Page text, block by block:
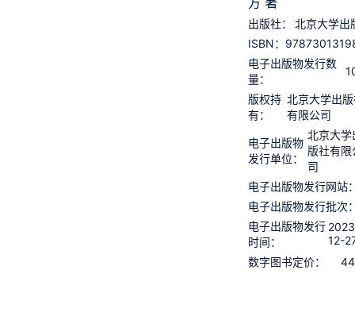
出版社：
北京大学出
ISBN：
电子出版物发行数
量：
版权持
有：
北京大学出
有限公司
电子出版物
发行单位：
北京大学
版社有限
司
电子出版物发行网站
电子出版物发行批次
电子出版物发行
时间：
12-
数字图书定价：